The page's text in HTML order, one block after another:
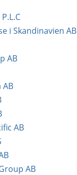
i Skandinavien AB
AB
AB
AB
AB